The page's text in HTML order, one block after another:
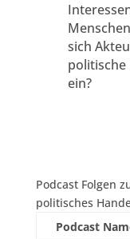
sich
politische
ein?
Podcast Folgen
politisches
Podcast